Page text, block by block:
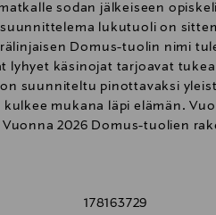
sodan jälkeiseen
lukutuoli on
Domus-tuolin nimi
käsinojat tarjoavat
suunniteltu pinottavaksi
mukana läpi elämän.
2026 Domus-tuolien
kotimaisesta
178163729